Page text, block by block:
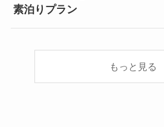
素泊りプラン
もっと見る